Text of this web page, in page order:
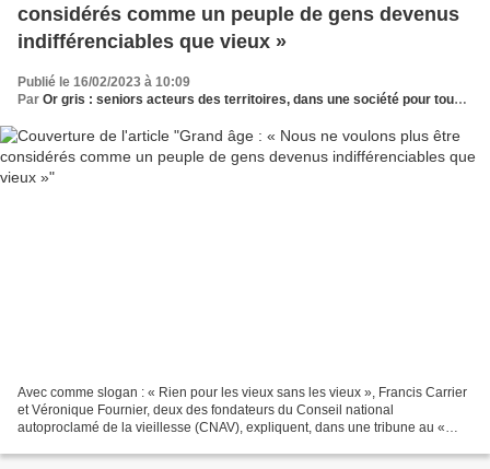
considérés comme un peuple de gens devenus
indifférenciables que vieux »
Publié le 16/02/2023 à 10:09
Par Or gris : seniors acteurs des territoires, dans une société pour tous les âges
Avec comme slogan : « Rien pour les vieux sans les vieux », Francis Carrier
et Véronique Fournier, deux des fondateurs du Conseil national
autoproclamé de la vieillesse (CNAV), expliquent, dans une tribune au «